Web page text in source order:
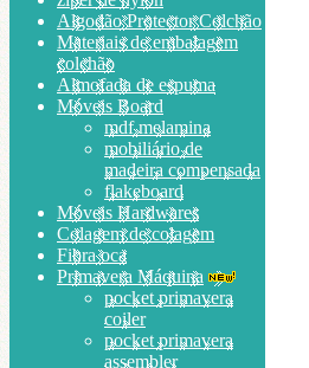
Algodão Protector Colchão
Materiais de embalagem
colchão
Almofada de espuma
Móveis Board
mdf melamina
mobiliário de
madeira compensada
flakeboard
Móveis Hardwares
Colagem de colagem
Fibra oca
Primavera Máquina
pocket primavera
coiler
pocket primavera
assembler